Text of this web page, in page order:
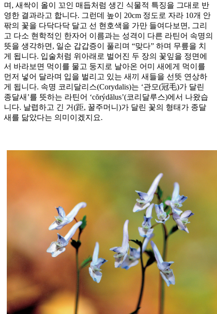
며, 새싹이 올이 꼬인 매듭처럼 생긴 식물적 특징을 그대로 반
영한 결과라고 합니다. 그런데 높이 20cm 정도로 자라 10개 안
팎의 꽃을 다닥다닥 달고 선 현호색을 가만 들여다보면, 그리
고 다소 현학적인 한자어 이름과는 성격이 다른 라틴어 속명의
뜻을 생각하면, 일순 갑갑증이 풀리며 “맞다” 하며 무릎을 치
게 됩니다. 입술처럼 위아래로 벌어진 두 장의 꽃잎을 정면에
서 바라보면 먹이를 물고 둥지로 날아온 어미 새에게 먹이를
먼저 넣어 달라며 입을 벌리고 있는 새끼 새들을 선뜻 연상하
게 됩니다. 속명 코리달리스(Corydalis)는 ‘관모(冠毛)가 달린
종달새’를 뜻하는 라틴어 ‘cŏrýdălus’(코리달루스)에서 나왔습
니다. 날렵하고 긴 거(距, 꿀주머니)가 달린 꽃의 형태가 종달
새를 닮았다는 의미이겠지요.